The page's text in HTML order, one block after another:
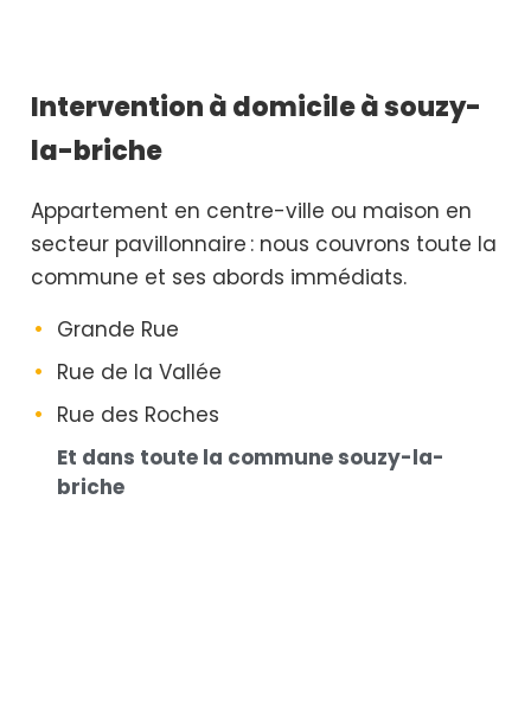
Intervention à domicile à souzy-
la-briche
Appartement en centre-ville ou maison en
secteur pavillonnaire : nous couvrons toute la
commune et ses abords immédiats.
Grande Rue
Rue de la Vallée
Rue des Roches
Et dans toute la commune souzy-la-
briche